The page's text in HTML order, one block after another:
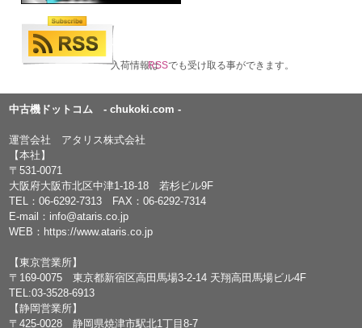
入荷情報はRSSでも受け取る事ができます。
中古機ドットコム - chukoki.com -
運営会社 アタリス株式会社
【本社】
〒531-0071
大阪府大阪市北区中津1-18-18 若杉ビル9F
TEL：06-6292-7313 FAX：06-6292-7314
E-mail： info@ataris.co.jp
WEB： https://www.ataris.co.jp
【東京営業所】
〒169-0075 東京都新宿区高田馬場3-2-14 天翔高田馬場ビル4F
TEL:03-3528-6913
【静岡営業所】
〒425-0028 静岡県焼津市駅北1丁目8-7